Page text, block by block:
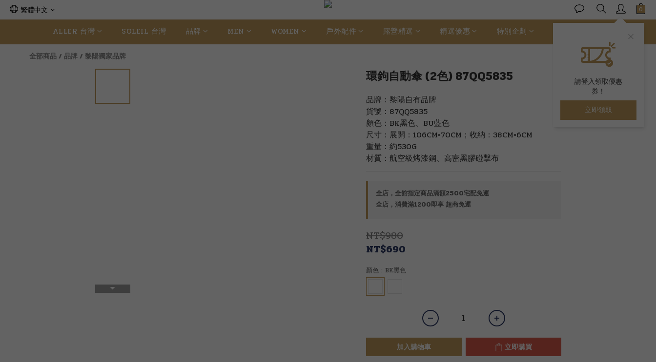
繁體中文
請登入領取優惠
券！
立即領取
ALLER 台灣 SOLEIL 台灣 品牌 MEN WOMEN 戶外配件 露營精選 精選優惠 特別企劃
全部商品 / 品牌 / 黎陽獨家品牌
環鉤自動傘 (2色) 87QQ5835
品牌：黎陽自有品牌
貨號：87QQ5835
顏色：BK黑色、BU藍色
尺寸：展開：106CM×70CM；收納：38CM×6CM
重量：約530G
材質：航空級烤漆鋼、高密黑膠碰擊布
全店，全館指定商品滿額2500宅配免運
全店，消費滿1200即享 超商免運
NT$980
NT$690
顏色 : BK黑色
加入購物車 立即購買
立即購買